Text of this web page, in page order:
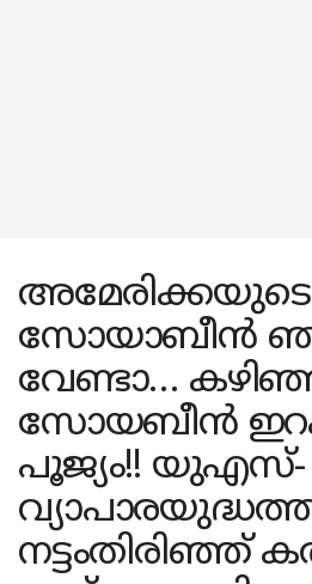
അമേരിക്കയുടെ
സോയാബീൻ
വേണ്ടാ…
സോയബീൻ
പൂജ്യം!!
നട്ടംതിരിഞ്ഞ്